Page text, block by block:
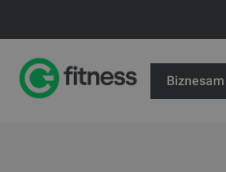
Biznesam